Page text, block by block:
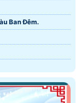
Ban Ðêm.